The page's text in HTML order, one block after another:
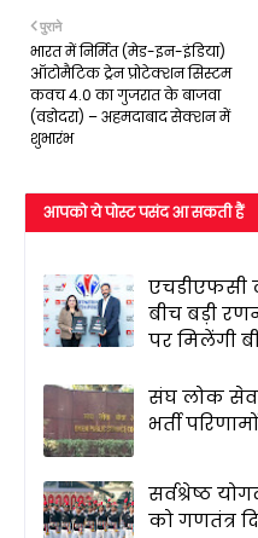
पुराने
भारत में निर्मित (मेड-इन-इंडिया)
ऑटोमैटिक ट्रेन प्रोटेक्शन सिस्टम
कवच 4.0 का गुजरात के बाजवा
(वडोदरा) – अहमदाबाद सेक्शन में
शुभारंभ
आपको ये पोस्ट पसंद आ सकती हैं
एचडीएफसी
बीच बड़ी
पर मिलेंगी
संघ लोक
भर्ती
सर्वश्रेष्ठ
को गणतंत्र